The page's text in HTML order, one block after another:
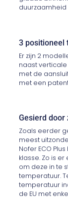
3 positioneel
Er zijn 2
naast
met de
met een
Gesierd door
Zoals eerder
meest
Nofer ECO
klasse. Zo is
om deze in te
temperatuur.
temperatuur
de EU met